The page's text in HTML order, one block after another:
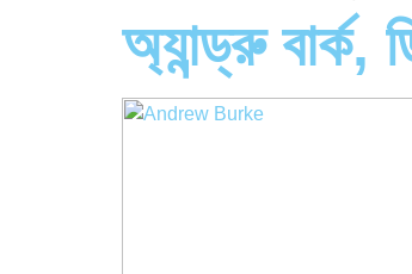
অ্যান্ড্রু বার্ক,